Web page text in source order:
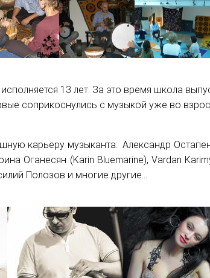
13 лет. За это время школа
соприкоснулись с музыкой уже во
карьеру музыканта: Александр
Оганесян (Karin Bluemarine), Vardan
Полозов и многие другие...